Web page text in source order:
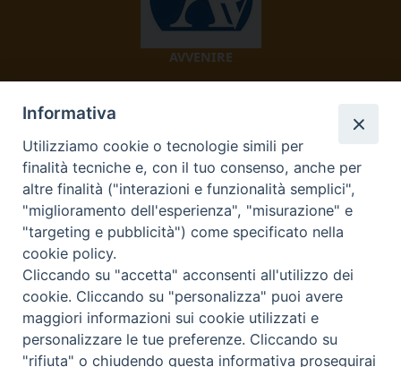
AVVENIRE
TV 2000
Diocesi di Ivrea
Curia Vescovile Piazza Castello, 3 10015 Ivrea (To) Tel.
Informativa
Utilizziamo cookie o tecnologie simili per
finalità tecniche e, con il tuo consenso, anche per
altre finalità ("interazioni e funzionalità semplici",
"miglioramento dell'esperienza", "misurazione" e
"targeting e pubblicità") come specificato nella
cookie policy.
Cliccando su "accetta" acconsenti all'utilizzo dei
cookie. Cliccando su "personalizza" puoi avere
maggiori informazioni sui cookie utilizzati e
personalizzare le tue preferenze. Cliccando su
"rifiuta" o chiudendo questa informativa proseguirai